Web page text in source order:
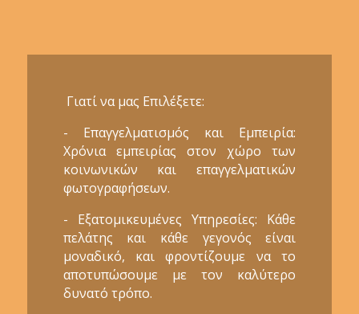
Γιατί να μας Επιλέξετε:
- Επαγγελματισμός και Εμπειρία:
Χρόνια εμπειρίας στον χώρο των
κοινωνικών και επαγγελματικών
φωτογραφήσεων.
- Εξατομικευμένες Υπηρεσίες: Κάθε
πελάτης και κάθε γεγονός είναι
μοναδικό, και φροντίζουμε να το
αποτυπώσουμε με τον καλύτερο
δυνατό τρόπο.